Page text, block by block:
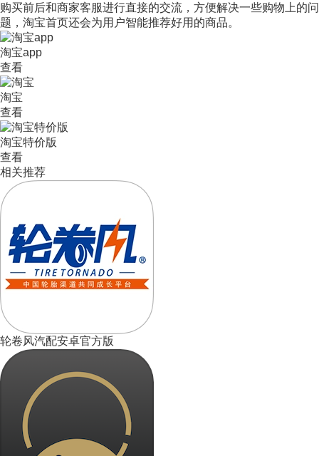
购买前后和商家客服进行直接的交流，方便解决一些购物上的问
题，淘宝首页还会为用户智能推荐好用的商品。
淘宝app
查看
淘宝
查看
淘宝特价版
查看
相关推荐
轮卷风汽配安卓官方版